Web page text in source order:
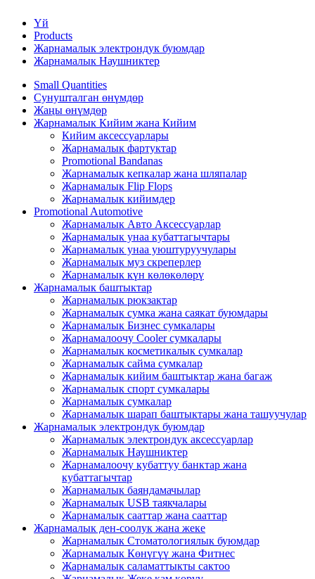
Үй
Products
Жарнамалык электрондук буюмдар
Жарнамалык Наушниктер
Small Quantities
Сунушталган өнүмдөр
Жаңы өнүмдөр
Жарнамалык Кийим жана Кийим
Кийим аксессуарлары
Жарнамалык фартуктар
Promotional Bandanas
Жарнамалык кепкалар жана шляпалар
Жарнамалык Flip Flops
Жарнамалык кийимдер
Promotional Automotive
Жарнамалык Авто Аксессуарлар
Жарнамалык унаа кубаттагычтары
Жарнамалык унаа уюштуруучулары
Жарнамалык муз скреперлер
Жарнамалык күн көлөкөлөрү
Жарнамалык баштыктар
Жарнамалык рюкзактар
Жарнамалык сумка жана саякат буюмдары
Жарнамалык Бизнес сумкалары
Жарнамалоочу Cooler сумкалары
Жарнамалык косметикалык сумкалар
Жарнамалык сайма сумкалар
Жарнамалык кийим баштыктар жана багаж
Жарнамалык спорт сумкалары
Жарнамалык сумкалар
Жарнамалык шарап баштыктары жана ташуучулар
Жарнамалык электрондук буюмдар
Жарнамалык электрондук аксессуарлар
Жарнамалык Наушниктер
Жарнамалоочу кубаттуу банктар жана
кубаттагычтар
Жарнамалык баяндамачылар
Жарнамалык USB таякчалары
Жарнамалык сааттар жана сааттар
Жарнамалык ден-соолук жана жеке
Жарнамалык Стоматологиялык буюмдар
Жарнамалык Көнүгүү жана Фитнес
Жарнамалык саламаттыкты сактоо